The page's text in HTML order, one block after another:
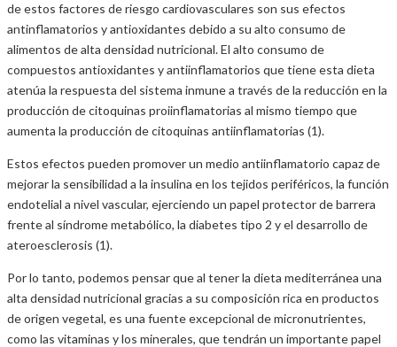
de estos factores de riesgo cardiovasculares son sus efectos
antinflamatorios y antioxidantes debido a su alto consumo de
alimentos de alta densidad nutricional. El alto consumo de
compuestos antioxidantes y antiinflamatorios que tiene esta dieta
atenúa la respuesta del sistema inmune a través de la reducción en la
producción de citoquinas proiinflamatorias al mismo tiempo que
aumenta la producción de citoquinas antiinflamatorias (1).
Estos efectos pueden promover un medio antiinflamatorio capaz de
mejorar la sensibilidad a la insulina en los tejidos periféricos, la función
endotelial a nivel vascular, ejerciendo un papel protector de barrera
frente al síndrome metabólico, la diabetes tipo 2 y el desarrollo de
ateroesclerosis (1).
Por lo tanto, podemos pensar que al tener la dieta mediterránea una
alta densidad nutricional gracias a su composición rica en productos
de origen vegetal, es una fuente excepcional de micronutrientes,
como las vitaminas y los minerales, que tendrán un importante papel